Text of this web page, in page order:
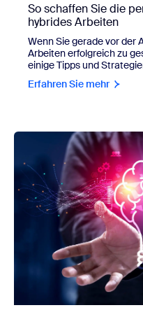
So schaffen Sie die
hybrides Arbeiten
Wenn Sie gerade vor der
Arbeiten erfolgreich zu
einige Tipps und
Erfahren Sie mehr